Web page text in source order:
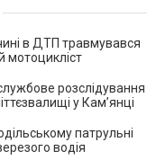
в ДТП травмувався
мотоцикліст
розслідування
у Кам’янці
патрульні
водія